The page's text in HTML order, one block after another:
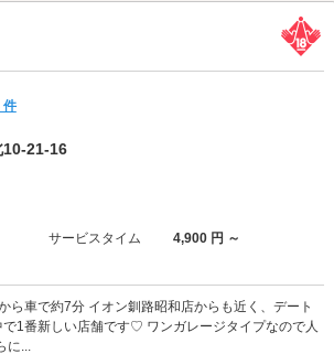
件
10-21-16
サービスタイム
4,900 円 ～
ら車で約7分 イオン釧路昭和店からも近く、デート
1番新しい店舗です♡ ワンガレージタイプなので人
に...